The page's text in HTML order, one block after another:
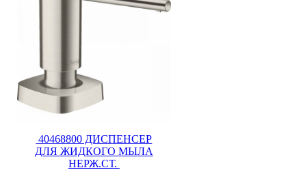
40468800 ДИСПЕНСЕР
ДЛЯ ЖИДКОГО МЫЛА
НЕРЖ.СТ.